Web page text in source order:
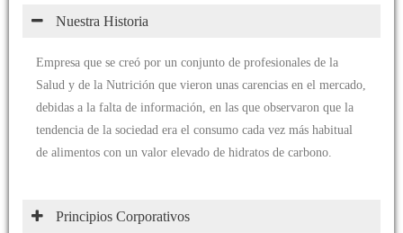
Nuestra Historia
Empresa que se creó por un conjunto de profesionales de la
Salud y de la Nutrición que vieron unas carencias en el mercado,
debidas a la falta de información, en las que observaron que la
tendencia de la sociedad era el consumo cada vez más habitual
de alimentos con un valor elevado de hidratos de carbono.
Principios Corporativos